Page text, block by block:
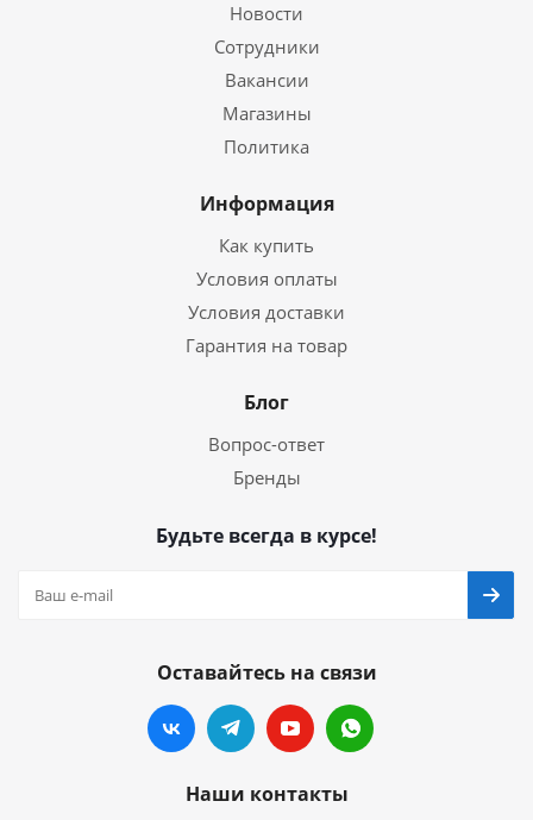
Новости
Сотрудники
Вакансии
Магазины
Политика
Информация
Как купить
Условия оплаты
Условия доставки
Гарантия на товар
Блог
Вопрос-ответ
Бренды
Будьте всегда в курсе!
Оставайтесь на связи
Наши контакты